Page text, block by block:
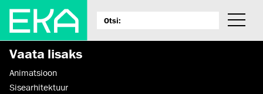
Vaata lisaks
Animatsioon
Sisearhitektuur